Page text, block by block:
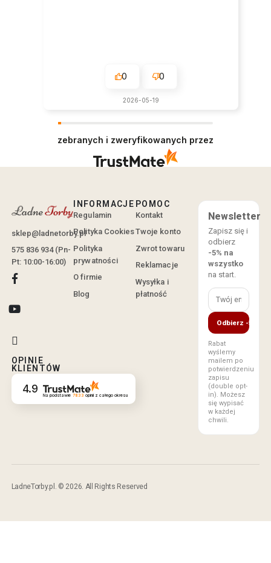
0 0
2026-05-19
zebranych i zweryfikowanych przez
sklep@ladnetorby.pl
575 836 934 (Pn-
Pt: 10:00-16:00)
OPINIE
KLIENTÓW
4.9 Na podstawie 7833 opinii z całego okresu
INFORMACJE
Regulamin
Polityka Cookies
Polityka
prywatności
O firmie
Blog
POMOC
Kontakt
Twoje konto
Zwrot towaru
Reklamacje
Wysyłka i
płatność
Newsletter
Zapisz się i
odbierz
-5% na
wszystko
na start.
Odbierz -5%
Rabat
wyślemy
mailem po
potwierdzeniu
zapisu
(double opt-
in). Możesz
się wypisać
w każdej
chwili.
LadneTorby.pl. © 2026. All Rights Reserved